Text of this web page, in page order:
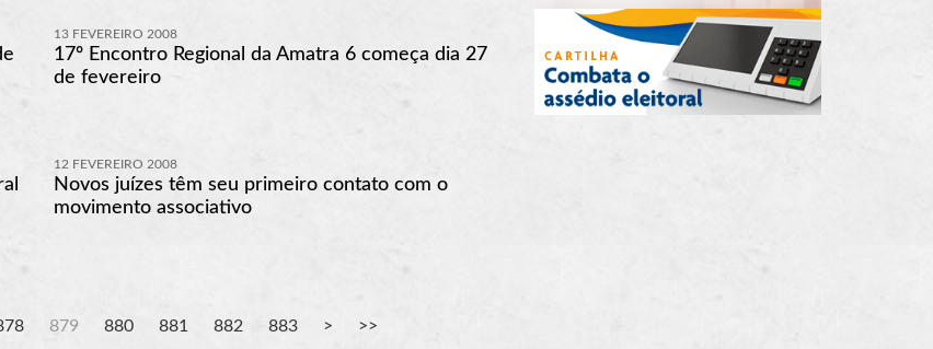
13 FEVEREIRO 2008
17º Encontro Regional da Amatra 6 começa dia 27
de fevereiro
12 FEVEREIRO 2008
Novos juízes têm seu primeiro contato com o
movimento associativo
879 880 881 882 883